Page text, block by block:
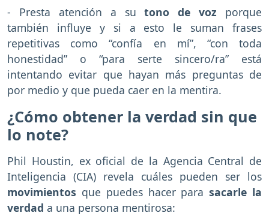
- Presta atención a sutono de voz porque
también influye y si a esto le suman frases
repetitivas como “confía en mí”, “con toda
honestidad” o “para serte sincero/ra” está
intentando evitar que hayan más preguntas de
por medio y que pueda caer en la mentira.
¿Cómo obtener la verdad sin que
lo note?
Phil Houstin, ex oficial de la Agencia Central de
Inteligencia (CIA) revela cuáles pueden ser los
movimientos que puedes hacer parasacarle la
verdad a una persona mentirosa: